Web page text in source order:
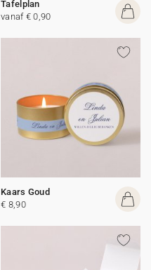
Tafelplan
vanaf € 0,90
Kaars Goud
€ 8,90